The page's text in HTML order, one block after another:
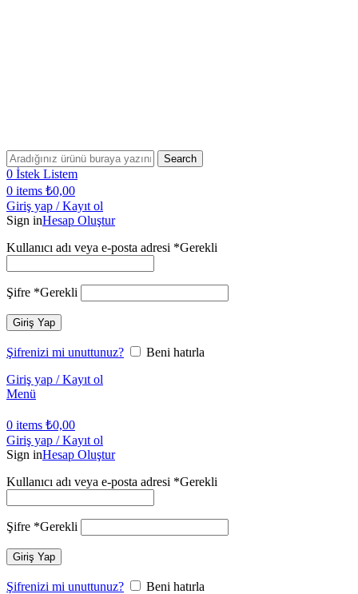
Search
0 İstek Listem
0 items ₺0,00
Giriş yap / Kayıt ol
Sign inHesap Oluştur
Kullanıcı adı veya e-posta adresi *Gerekli
Şifre *Gerekli
Giriş Yap
Şifrenizi mi unuttunuz?
Beni hatırla
Giriş yap / Kayıt ol
Menü
0 items ₺0,00
Giriş yap / Kayıt ol
Sign inHesap Oluştur
Kullanıcı adı veya e-posta adresi *Gerekli
Şifre *Gerekli
Giriş Yap
Şifrenizi mi unuttunuz?
Beni hatırla